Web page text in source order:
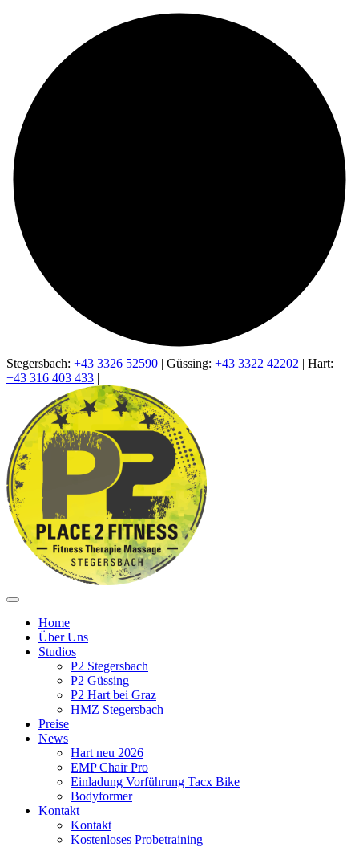
Stegersbach: +43 3326 52590 | Güssing: +43 3322 42202 | Hart:
+43 316 403 433 |
Home
Über Uns
Studios
P2 Stegersbach
P2 Güssing
P2 Hart bei Graz
HMZ Stegersbach
Preise
News
Hart neu 2026
EMP Chair Pro
Einladung Vorführung Tacx Bike
Bodyformer
Kontakt
Kontakt
Kostenloses Probetraining